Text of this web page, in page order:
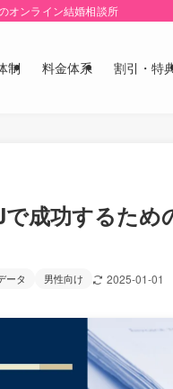
オンライン結婚相談所
制 料金体系 割引・特
成功するた
ータ 男性向け 2025-01-01